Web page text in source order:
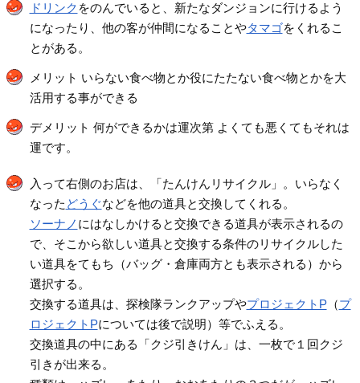
ドリンク をのんでいると、新たなダンジョンに行けるよう
になったり、他の客が仲間になることやタマゴをくれるこ
とがある。
メリット いらない食べ物とか役にたたない食べ物とかを大
活用する事ができる
デメリット 何ができるかは運次第 よくても悪くてもそれは
運です。
入って右側のお店は、「たんけんリサイクル」。いらなく
なった どうぐなどを他の道具と交換してくれる。
ソーナノ にはなしかけると交換できる道具が表示されるの
で、そこから欲しい道具と交換する条件のリサイクルした
い道具をてもち（バッグ・倉庫両方とも表示される）から
選択する。
交換する道具は、探検隊ランクアップやプロジェクトP（プ
ロジェクトPについては後で説明）等でふえる。
交換道具の中にある「クジ引きけん」は、一枚で１回クジ
引きが出来る。